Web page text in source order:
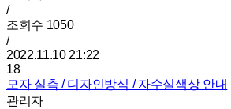
/
조회수 1050
/
2022.11.10 21:22
18
모자 실측 / 디자인방식 / 자수실색상 안내
관리자